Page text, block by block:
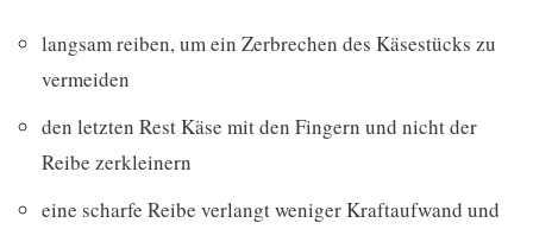
langsam reiben, um ein Zerbrechen des Käsestücks zu
vermeiden
den letzten Rest Käse mit den Fingern und nicht der
Reibe zerkleinern
eine scharfe Reibe verlangt weniger Kraftaufwand und